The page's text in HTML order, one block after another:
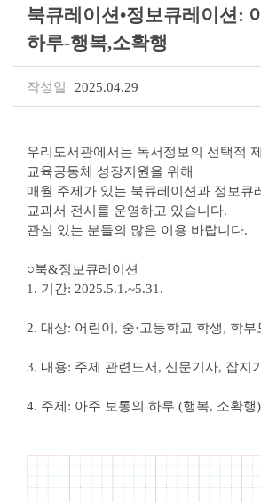
북큐레이션•정보큐레이션:
하루-행복,소확행
작성일 2025.04.29
우리도서관에서는 독서정보의 선택적
교육공동체 성장지원을 위해
매월 주제가 있는 북큐레이션과 정보큐
교과서 전시를 운영하고 있습니다.
관심 있는 분들의 많은 이용 바랍니다.
○북&정보큐레이션
1. 기간: 2025.5.1.~5.31.
2. 대상: 어린이, 중·고등학교 학생, 학부
3. 내용: 주제 관련도서, 신문기사, 잡지
4. 주제: 아주 보통의 하루 (행복, 소확행)